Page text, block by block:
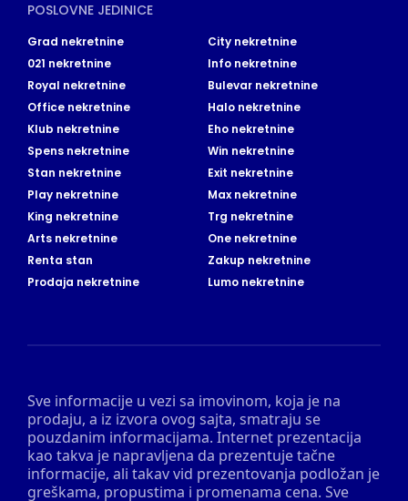
Sve informacije u vezi sa imovinom, koja je na
prodaju, a iz izvora ovog sajta, smatraju se
pouzdanim informacijama. Internet prezentacija
kao takva je napravljena da prezentuje tačne
informacije, ali takav vid prezentovanja podložan je
greškama, propustima i promenama cena. Sve
POSLOVNE JEDINICE
Grad nekretnine
City nekretnine
021 nekretnine
Info nekretnine
Royal nekretnine
Bulevar nekretnine
Office nekretnine
Halo nekretnine
Klub nekretnine
Eho nekretnine
Spens nekretnine
Win nekretnine
Stan nekretnine
Exit nekretnine
Play nekretnine
Max nekretnine
King nekretnine
Trg nekretnine
Arts nekretnine
One nekretnine
Renta stan
Zakup nekretnine
Prodaja nekretnine
Lumo nekretnine